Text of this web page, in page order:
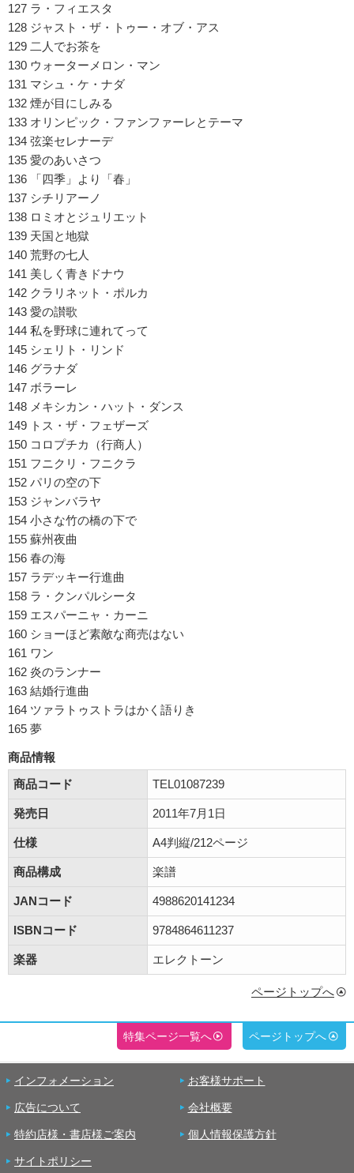
127 ラ・フィエスタ
128 ジャスト・ザ・トゥー・オブ・アス
129 二人でお茶を
130 ウォーターメロン・マン
131 マシュ・ケ・ナダ
132 煙が目にしみる
133 オリンピック・ファンファーレとテーマ
134 弦楽セレナーデ
135 愛のあいさつ
136 「四季」より「春」
137 シチリアーノ
138 ロミオとジュリエット
139 天国と地獄
140 荒野の七人
141 美しく青きドナウ
142 クラリネット・ポルカ
143 愛の讃歌
144 私を野球に連れてって
145 シェリト・リンド
146 グラナダ
147 ボラーレ
148 メキシカン・ハット・ダンス
149 トス・ザ・フェザーズ
150 コロプチカ（行商人）
151 フニクリ・フニクラ
152 パリの空の下
153 ジャンバラヤ
154 小さな竹の橋の下で
155 蘇州夜曲
156 春の海
157 ラデッキー行進曲
158 ラ・クンパルシータ
159 エスパーニャ・カーニ
160 ショーほど素敵な商売はない
161 ワン
162 炎のランナー
163 結婚行進曲
164 ツァラトゥストラはかく語りき
165 夢
商品情報
商品コード
TEL01087239
発売日 2011年7月1日
仕様 A4判縦/212ページ
商品構成 楽譜
JANコード 4988620141234
ISBNコード 9784864611237
楽器 エレクトーン
ページトップへ
特集ページ一覧へ ページトップへ
インフォメーション お客様サポート
広告について 会社概要
特約店様・書店様ご案内 個人情報保護方針
サイトポリシー